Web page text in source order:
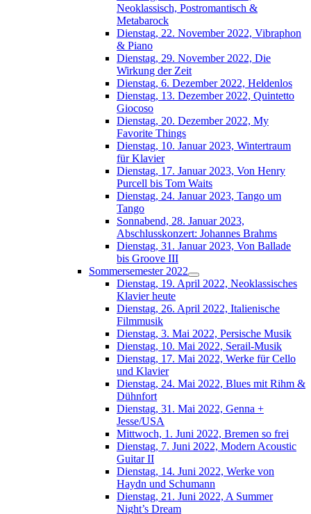
Neoklassisch, Postromantisch &
Metabarock
Dienstag, 22. November 2022, Vibraphon
& Piano
Dienstag, 29. November 2022, Die
Wirkung der Zeit
Dienstag, 6. Dezember 2022, Heldenlos
Dienstag, 13. Dezember 2022, Quintetto
Giocoso
Dienstag, 20. Dezember 2022, My
Favorite Things
Dienstag, 10. Januar 2023, Wintertraum
für Klavier
Dienstag, 17. Januar 2023, Von Henry
Purcell bis Tom Waits
Dienstag, 24. Januar 2023, Tango um
Tango
Sonnabend, 28. Januar 2023,
Abschlusskonzert: Johannes Brahms
Dienstag, 31. Januar 2023, Von Ballade
bis Groove III
Sommersemester 2022
Dienstag, 19. April 2022, Neoklassisches
Klavier heute
Dienstag, 26. April 2022, Italienische
Filmmusik
Dienstag, 3. Mai 2022, Persische Musik
Dienstag, 10. Mai 2022, Serail-Musik
Dienstag, 17. Mai 2022, Werke für Cello
und Klavier
Dienstag, 24. Mai 2022, Blues mit Rihm &
Dühnfort
Dienstag, 31. Mai 2022, Genna +
Jesse/USA
Mittwoch, 1. Juni 2022, Bremen so frei
Dienstag, 7. Juni 2022, Modern Acoustic
Guitar II
Dienstag, 14. Juni 2022, Werke von
Haydn und Schumann
Dienstag, 21. Juni 2022, A Summer
Night’s Dream